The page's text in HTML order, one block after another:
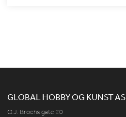
GLOBAL HOBBY OG KUNST AS
O.J. Brochs gate 20